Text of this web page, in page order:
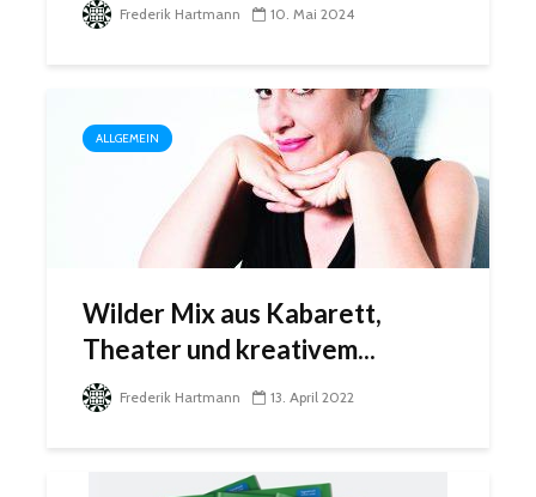
Frederik Hartmann 10. Mai 2024
ALLGEMEIN
Wilder Mix aus Kabarett,
Theater und kreativem...
Frederik Hartmann 13. April 2022